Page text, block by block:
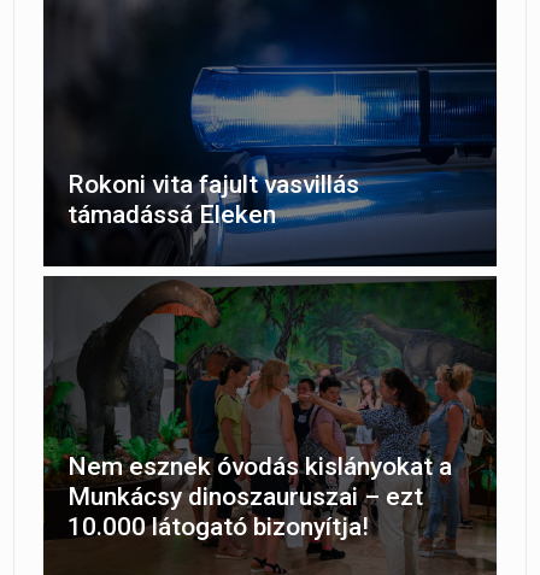
Rokoni vita fajult vasvillás
támadássá Eleken
Nem esznek óvodás kislányokat a
Munkácsy dinoszauruszai – ezt
10.000 látogató bizonyítja!